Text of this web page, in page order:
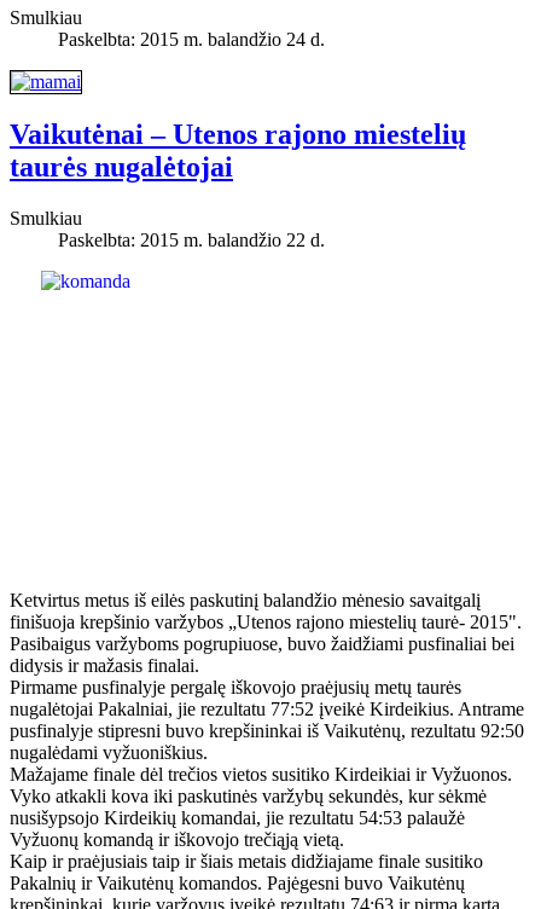
Smulkiau
Paskelbta: 2015 m. balandžio 24 d.
Vaikutėnai – Utenos rajono miestelių
taurės nugalėtojai
Smulkiau
Paskelbta: 2015 m. balandžio 22 d.
Ketvirtus metus iš eilės paskutinį balandžio mėnesio savaitgalį
finišuoja krepšinio varžybos „Utenos rajono miestelių taurė- 2015".
Pasibaigus varžyboms pogrupiuose, buvo žaidžiami pusfinaliai bei
didysis ir mažasis finalai.
Pirmame pusfinalyje pergalę iškovojo praėjusių metų taurės
nugalėtojai Pakalniai, jie rezultatu 77:52 įveikė Kirdeikius. Antrame
pusfinalyje stipresni buvo krepšininkai iš Vaikutėnų, rezultatu 92:50
nugalėdami vyžuoniškius.
Mažajame finale dėl trečios vietos susitiko Kirdeikiai ir Vyžuonos.
Vyko atkakli kova iki paskutinės varžybų sekundės, kur sėkmė
nusišypsojo Kirdeikių komandai, jie rezultatu 54:53 palaužė
Vyžuonų komandą ir iškovojo trečiąją vietą.
Kaip ir praėjusiais taip ir šiais metais didžiajame finale susitiko
Pakalnių ir Vaikutėnų komandos. Pajėgesni buvo Vaikutėnų
krepšininkai, kurie varžovus įveikė rezultatu 74:63 ir pirmą kartą